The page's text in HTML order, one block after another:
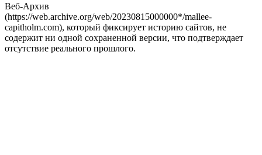
Веб-Архив
(https://web.archive.org/web/20230815000000*/mallee-
capitholm.com), который фиксирует историю сайтов, не
содержит ни одной сохраненной версии, что подтверждает
отсутствие реального прошлого.